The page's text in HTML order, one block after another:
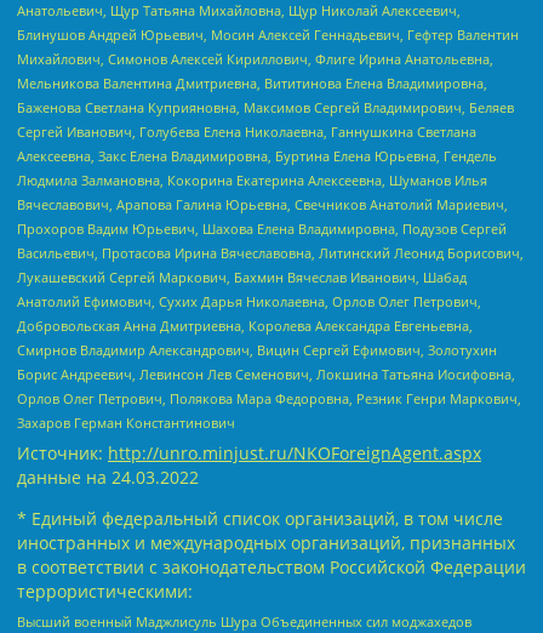
Анатольевич, Щур Татьяна Михайловна, Щур Николай Алексеевич,
Блинушов Андрей Юрьевич, Мосин Алексей Геннадьевич, Гефтер Валентин
Михайлович, Симонов Алексей Кириллович, Флиге Ирина Анатольевна,
Мельникова Валентина Дмитриевна, Вититинова Елена Владимировна,
Баженова Светлана Куприяновна, Максимов Сергей Владимирович, Беляев
Сергей Иванович, Голубева Елена Николаевна, Ганнушкина Светлана
Алексеевна, Закс Елена Владимировна, Буртина Елена Юрьевна, Гендель
Людмила Залмановна, Кокорина Екатерина Алексеевна, Шуманов Илья
Вячеславович, Арапова Галина Юрьевна, Свечников Анатолий Мариевич,
Прохоров Вадим Юрьевич, Шахова Елена Владимировна, Подузов Сергей
Васильевич, Протасова Ирина Вячеславовна, Литинский Леонид Борисович,
Лукашевский Сергей Маркович, Бахмин Вячеслав Иванович, Шабад
Анатолий Ефимович, Сухих Дарья Николаевна, Орлов Олег Петрович,
Добровольская Анна Дмитриевна, Королева Александра Евгеньевна,
Смирнов Владимир Александрович, Вицин Сергей Ефимович, Золотухин
Борис Андреевич, Левинсон Лев Семенович, Локшина Татьяна Иосифовна,
Орлов Олег Петрович, Полякова Мара Федоровна, Резник Генри Маркович,
Захаров Герман Константинович
Источник: http://unro.minjust.ru/NKOForeignAgent.aspx
данные на 24.03.2022
* Единый федеральный список организаций, в том числе
иностранных и международных организаций, признанных
в соответствии с законодательством Российской Федерации
террористическими:
Высший военный Маджлисуль Шура Объединенных сил моджахедов